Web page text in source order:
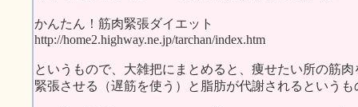
かんたん！筋肉緊張ダイエット
http://home2.highway.ne.jp/tarchan/index.htm
というもので、大雑把にまとめると、痩せたい所の筋肉
緊張させる（遅筋を使う）と脂肪が代謝されるというも